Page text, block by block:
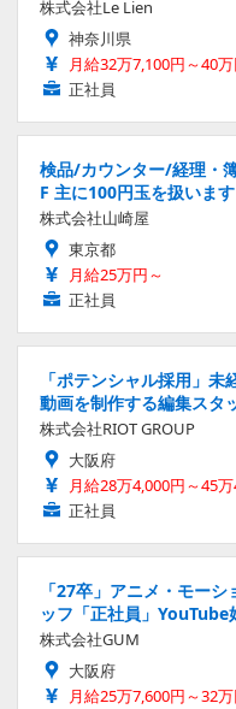
株式会社Le Lien
神奈川県
月給32万7,100円～40
正社員
検品/カウンター/経理・
F 主に100円玉を扱いま
株式会社山崎屋
東京都
月給25万円～
正社員
「ポテンシャル採用」
動画を制作する編集スタ
株式会社RIOT GROUP
大阪府
月給28万4,000円～45
正社員
「27卒」アニメ・モー
ッフ「正社員」
株式会社GUM
大阪府
月給25万7,600円～32